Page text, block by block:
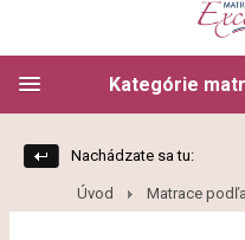
Kategórie
Nachádzate sa tu:
Úvod Matrace